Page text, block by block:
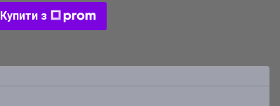
Купити з